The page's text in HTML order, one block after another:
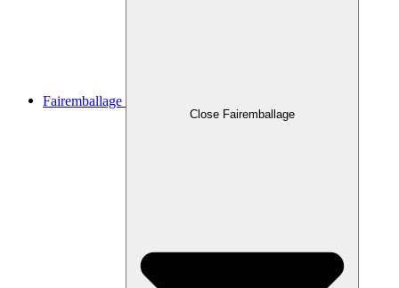
Fairemballage
Close Fairemballage